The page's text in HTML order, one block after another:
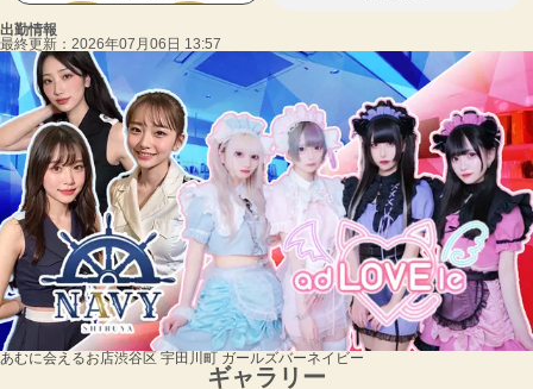
出勤情報
最終更新： 2026年07月06日 13:57
あむに会えるお店渋谷区 宇田川町 ガールズバーネイビー
ギャラリー